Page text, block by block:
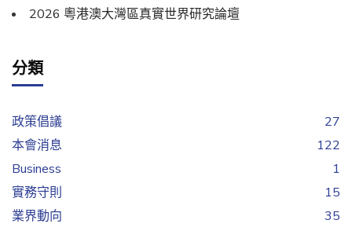
2026 粵港澳大灣區真實世界研究論壇
分類
政策倡議
27
本會消息
122
Business
1
實務守則
15
業界動向
35